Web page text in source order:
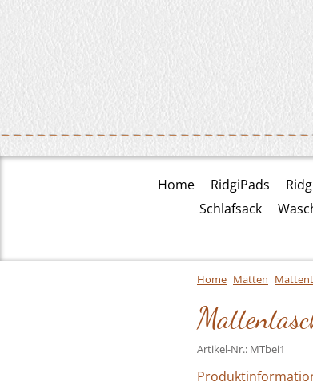
Home RidgiPads
Schlafsack
Home Matten
Artikel-Nr.: MTbei1